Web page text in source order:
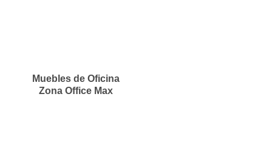
Muebles de Oficina
Zona Office Max